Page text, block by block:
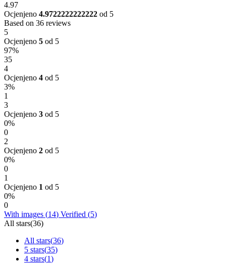
4.97
Ocjenjeno 4.9722222222222 od 5
Based on 36 reviews
5
Ocjenjeno 5 od 5
97%
35
4
Ocjenjeno 4 od 5
3%
1
3
Ocjenjeno 3 od 5
0%
0
2
Ocjenjeno 2 od 5
0%
0
1
Ocjenjeno 1 od 5
0%
0
With images (14) Verified (5)
All stars(36)
All stars(36)
5 stars(35)
4 stars(1)